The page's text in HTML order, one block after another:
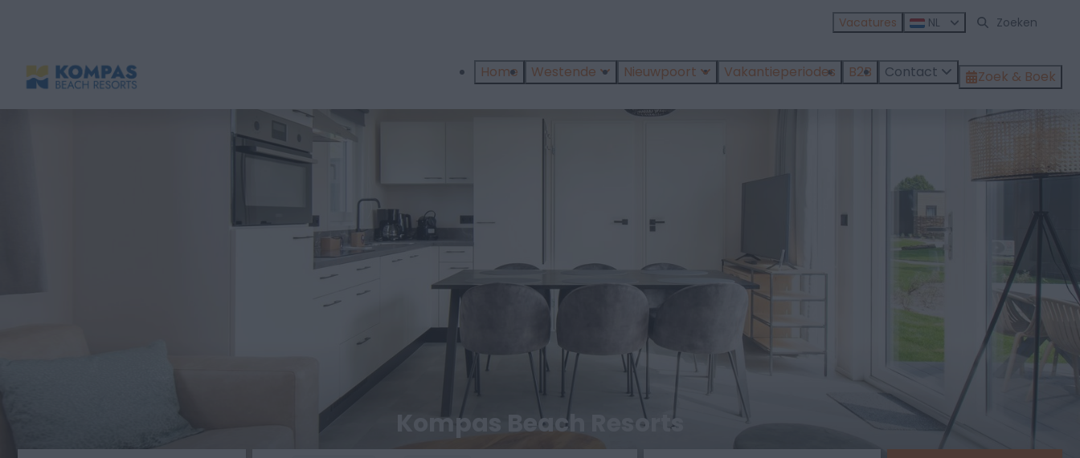
Vacatures NL
Home Westende Nieuwpoort Vakantieperiodes B2B Contact Zoek & Boek
Kompas Beach Resorts